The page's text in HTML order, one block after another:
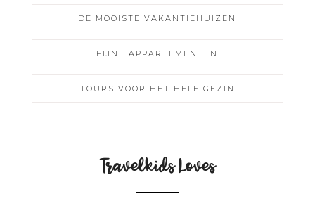
DE MOOISTE VAKANTIEHUIZEN
FIJNE APPARTEMENTEN
TOURS VOOR HET HELE GEZIN
Travelkids Loves